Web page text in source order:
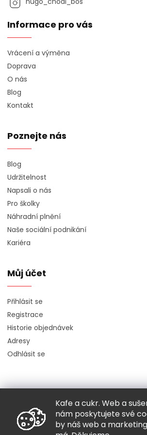
Kafe a cukr. Web a
nám poskytujete své
by náš web a
Informace pro vás
Vrácení a výměna
Doprava
O nás
Blog
Kontakt
Poznejte nás
Blog
Udržitelnost
Napsali o nás
Pro školky
Náhradní plnění
Naše sociální podnikání
Kariéra
Můj účet
Přihlásit se
Registrace
Historie objednávek
Adresy
Odhlásit se
Copyright 2026Hugo chodí bos.
Grafický návrh vytvořil a nakódoval